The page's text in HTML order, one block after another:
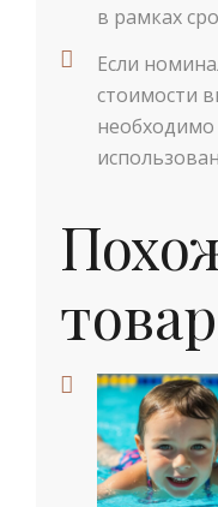
в рамках
Если
стоимости
необходимо